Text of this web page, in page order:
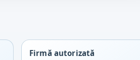
Firmă autorizată